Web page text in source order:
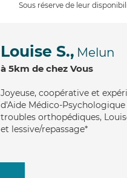
Sous réserve de leur
Louise S., Melun
à 5km de chez Vous
Joyeuse, coopérative et
d'Aide Médico-
troubles orthopédiques,
et lessive/repassage*